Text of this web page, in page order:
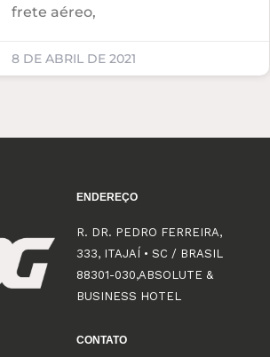
frete aéreo,
8 DE ABRIL DE 2021
ENDEREÇO
R. DR. PEDRO FERREIRA,
333, ITAJAÍ • SC / BRASIL
88301-030,ABSOLUTE &
BUSINESS HOTEL
CONTATO